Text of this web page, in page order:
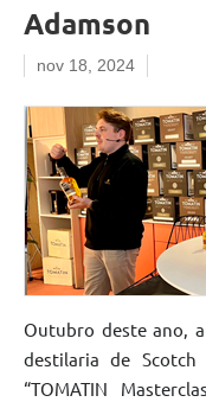
Adamson
nov 18, 2024
Outubro deste ano,
destilaria de
“TOMATIN